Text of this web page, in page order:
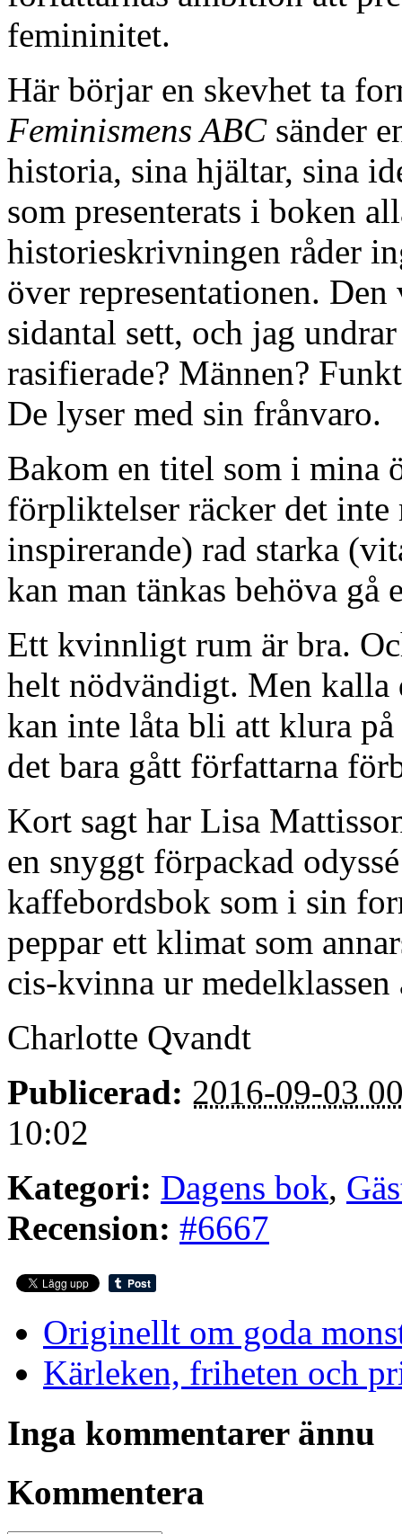
femininitet.
Här börjar en skevhet ta
Feminismens ABCsänder
historia, sina hjältar, sina
som presenterats i boken
historieskrivningen råder
över representationen.
sidantal sett, och jag
rasifierade? Männen?
De lyser med sin frånvaro.
Bakom en titel som i mina
förpliktelser räcker det
inspirerande) rad starka
kan man tänkas behöva gå
Ett kvinnligt rum är bra.
helt nödvändigt. Men kalla
kan inte låta bli att klura
det bara gått författarna
Kort sagt har Lisa
en snyggt förpackad
kaffebordsbok som i sin
peppar ett klimat som
cis-kvinna ur medelklassen
Charlotte Qvandt
Publicerad: 2016-09-03
10:02
Kategori: Dagens bok,
Recension: #6667
Originellt om goda
Kärleken, friheten och
Inga kommentarer ännu
Kommentera